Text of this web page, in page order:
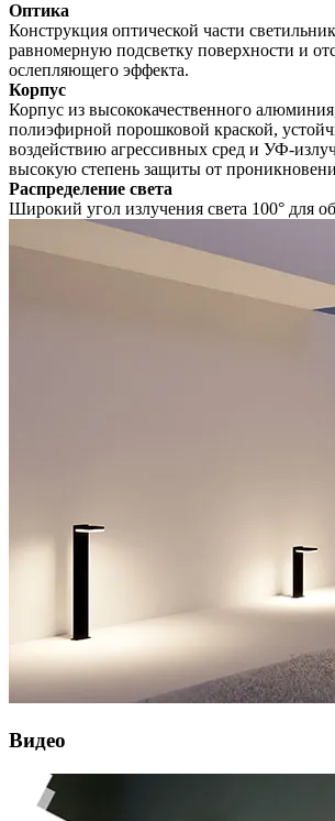
Оптика
Конструкция оптической части
равномерную подсветку поверхности и
ослепляющего эффекта.
Корпус
Корпус из высококачественного
полиэфирной порошковой краской,
воздействию агрессивных сред и УФ-
высокую степень защиты от
Распределение света
Широкий угол излучения света 100° для
Видео